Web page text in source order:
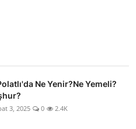
Ne Yenir?Ne Yemeli?
3, 2025 0 2.4K